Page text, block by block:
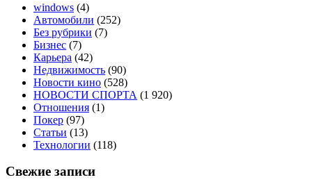
windows (4)
Автомобили (252)
Без рубрики (7)
Бизнес (7)
Карьера (42)
Недвижимость (90)
Новости кино (528)
НОВОСТИ СПОРТА (1 920)
Отношения (1)
Покер (97)
Статьи (13)
Технологии (118)
Свежие записи